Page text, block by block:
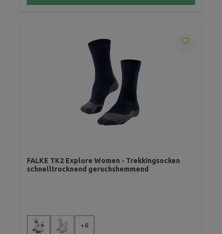
FALKE TK2 Explore Women - Trekkingsocken
schnelltrocknend geruchshemmend
Farbe auswählen
(Diese Option ist zurzeit nicht verfügbar.)
+8